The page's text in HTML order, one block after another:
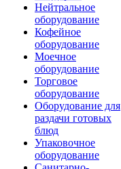
Нейтральное
оборудование
Кофейное
оборудование
Моечное
оборудование
Торговое
оборудование
Оборудование для
раздачи готовых
блюд
Упаковочное
оборудование